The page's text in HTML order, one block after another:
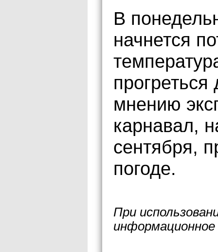
В
начнется
мнению
карнавал,
сентября,
погоде.
При